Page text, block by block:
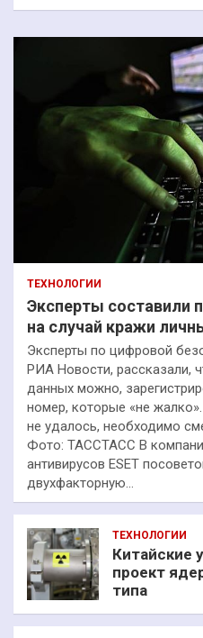
ТЕХНОЛОГИИ
Эксперты составили
на случай кражи
Эксперты по цифровой
РИА Новости, рассказали,
данных можно,
номер, которые «не
не удалось, необходимо
Фото: ТАССТАСС В
антивирусов ESET
двухфакторную…
ТЕХНОЛОГИИ
Китайские
проект
типа